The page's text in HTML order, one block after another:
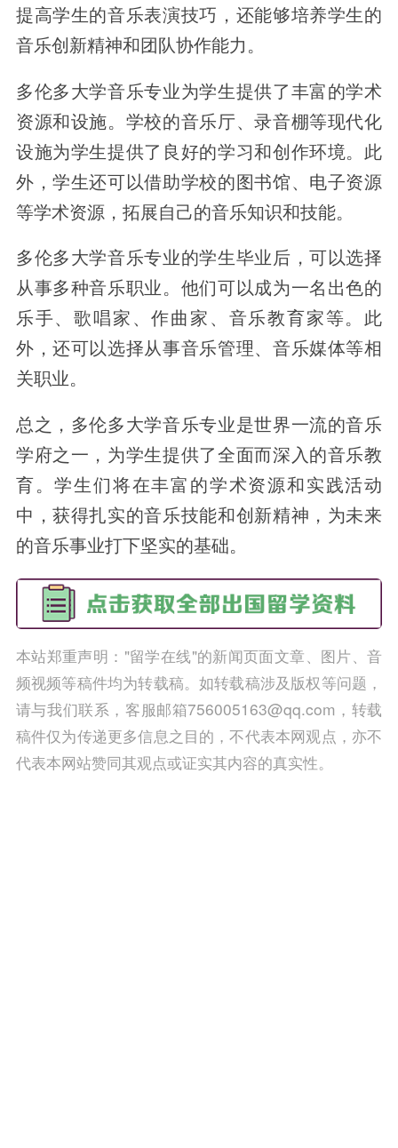
提高学生的音乐表演技巧，还能够培养学生的
音乐创新精神和团队协作能力。
多伦多大学音乐专业为学生提供了丰富的学术
资源和设施。学校的音乐厅、录音棚等现代化
设施为学生提供了良好的学习和创作环境。此
外，学生还可以借助学校的图书馆、电子资源
等学术资源，拓展自己的音乐知识和技能。
多伦多大学音乐专业的学生毕业后，可以选择
从事多种音乐职业。他们可以成为一名出色的
乐手、歌唱家、作曲家、音乐教育家等。此
外，还可以选择从事音乐管理、音乐媒体等相
关职业。
总之，多伦多大学音乐专业是世界一流的音乐
学府之一，为学生提供了全面而深入的音乐教
育。学生们将在丰富的学术资源和实践活动
中，获得扎实的音乐技能和创新精神，为未来
的音乐事业打下坚实的基础。
本站郑重声明："留学在线"的新闻页面文章、图片、音
频视频等稿件均为转载稿。如转载稿涉及版权等问题，
请与我们联系，客服邮箱756005163@qq.com，转载
稿件仅为传递更多信息之目的，不代表本网观点，亦不
代表本网站赞同其观点或证实其内容的真实性。